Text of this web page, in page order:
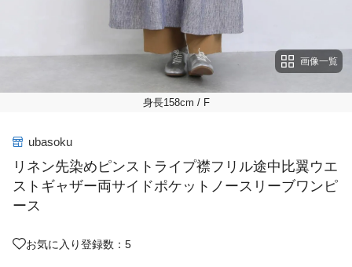
画像一覧
身長158cm / F
ubasoku
リネン先染めピンストライプ襟フリル途中比翼ウエ
ストギャザー両サイドポケットノースリーブワンピ
ース
お気に入り登録数：5